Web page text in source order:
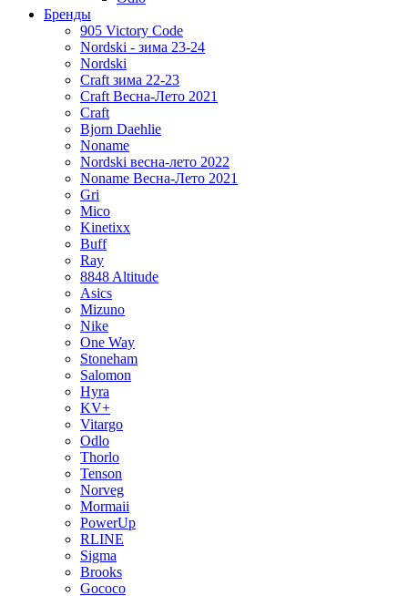
Бренды
905 Victory Code
Nordski - зима 23-24
Nordski
Craft зима 22-23
Craft Весна-Лето 2021
Craft
Bjorn Daehlie
Noname
Nordski весна-лето 2022
Noname Весна-Лето 2021
Gri
Mico
Kinetixx
Buff
Ray
8848 Altitude
Asics
Mizuno
Nike
One Way
Stoneham
Salomon
Hyra
KV+
Vitargo
Odlo
Thorlo
Tenson
Norveg
Mormaii
PowerUp
RLINE
Sigma
Brooks
Gococo